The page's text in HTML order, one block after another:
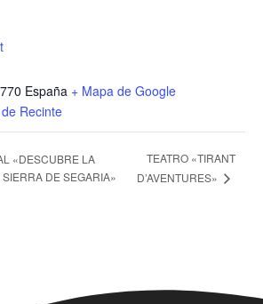
España + Mapa de Google
Recinte
«DESCUBRE LA
DE SEGARIA»
TEATRO «TIRANT
D’AVENTURES»